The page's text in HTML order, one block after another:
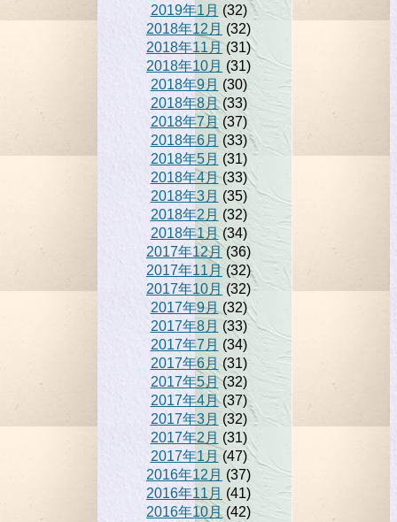
2019年1月 (32)
2018年12月 (32)
2018年11月 (31)
2018年10月 (31)
2018年9月 (30)
2018年8月(33)
2018年7月(37)
2018年6月 (33)
2018年5月(31)
2018年4月(33)
2018年3月 (35)
2018年2月 (32)
2018年1月(34)
2017年12月(36)
2017年11月 (32)
2017年10月 (32)
2017年9月 (32)
2017年8月 (33)
2017年7月 (34)
2017年6月 (31)
2017年5月(32)
2017年4月(37)
2017年3月 (32)
2017年2月 (31)
2017年1月 (47)
2016年12月 (37)
2016年11月 (41)
2016年10月(42)